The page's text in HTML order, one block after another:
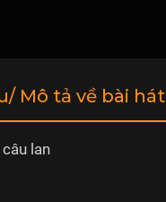
Mô tả về bài hát
lan